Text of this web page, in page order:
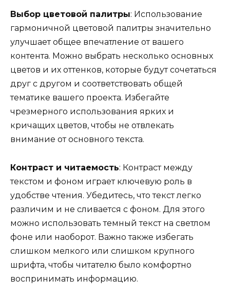
Выбор цветовой палитры: Использование
гармоничной цветовой палитры значительно
улучшает общее впечатление от вашего
контента. Можно выбрать несколько основных
цветов и их оттенков, которые будут сочетаться
друг с другом и соответствовать общей
тематике вашего проекта. Избегайте
чрезмерного использования ярких и
кричащих цветов, чтобы не отвлекать
внимание от основного текста.
Контраст и читаемость: Контраст между
текстом и фоном играет ключевую роль в
удобстве чтения. Убедитесь, что текст легко
различим и не сливается с фоном. Для этого
можно использовать темный текст на светлом
фоне или наоборот. Важно также избегать
слишком мелкого или слишком крупного
шрифта, чтобы читателю было комфортно
воспринимать информацию.